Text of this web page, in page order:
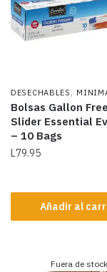
DESECHABLES ,
Bolsas Gallon
Slider Essential
– 10 Bags
L79.95
Añadir al
Fuera de stock